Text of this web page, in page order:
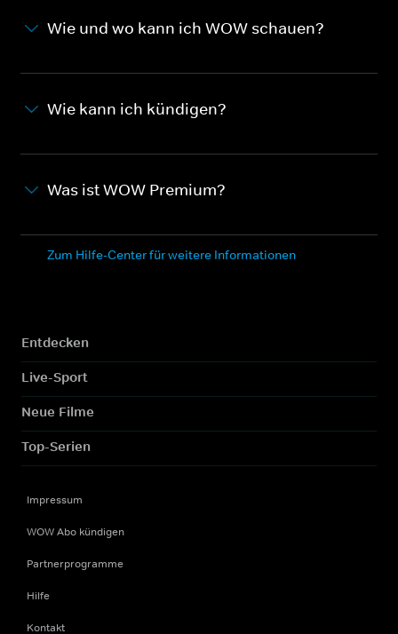
Wie und wo kann ich WOW schauen?
Wie kann ich kündigen?
Was ist WOW Premium?
Zum Hilfe-Center für weitere Informationen
Entdecken
Live-Sport
Neue Filme
Top-Serien
Impressum
WOW Abo kündigen
Partnerprogramme
Hilfe
Kontakt